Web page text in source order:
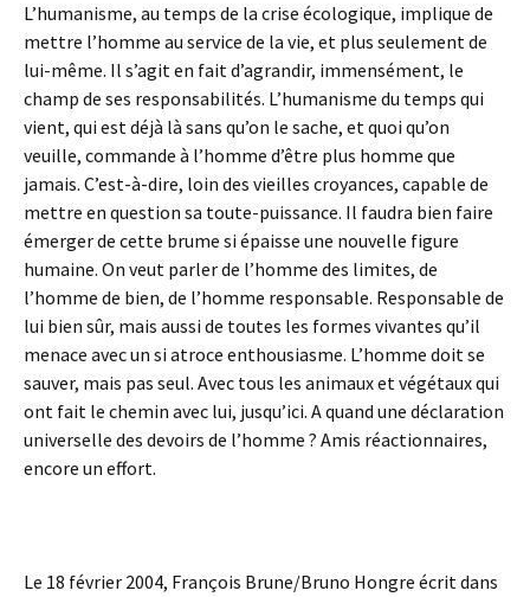
L’humanisme, au temps de la crise écologique, implique de
mettre l’homme au service de la vie, et plus seulement de
lui-même. Il s’agit en fait d’agrandir, immensément, le
champ de ses responsabilités. L’humanisme du temps qui
vient, qui est déjà là sans qu’on le sache, et quoi qu’on
veuille, commande à l’homme d’être plus homme que
jamais. C’est-à-dire, loin des vieilles croyances, capable de
mettre en question sa toute-puissance. Il faudra bien faire
émerger de cette brume si épaisse une nouvelle figure
humaine. On veut parler de l’homme des limites, de
l’homme de bien, de l’homme responsable. Responsable de
lui bien sûr, mais aussi de toutes les formes vivantes qu’il
menace avec un si atroce enthousiasme. L’homme doit se
sauver, mais pas seul. Avec tous les animaux et végétaux qui
ont fait le chemin avec lui, jusqu’ici. A quand une déclaration
universelle des devoirs de l’homme ? Amis réactionnaires,
encore un effort.
Le 18 février 2004, François Brune/Bruno Hongre écrit dans